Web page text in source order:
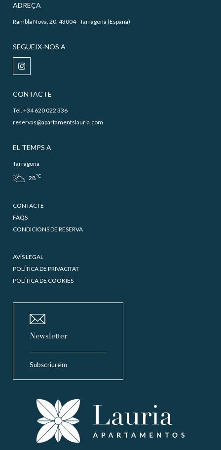
ADREÇA
Rambla Nova, 20, 43004 - Tarragona (España)
SEGUEIX-NOS A
CONTACTE
Tel. +34 620 022 336
reservas@apartamentslauria.com
EL TEMPS A
Tarragona
28ºC
CONTACTE
FAQS
CONDICIONS DE RESERVA
AVÍS LEGAL
POLÍTICA DE PRIVACITAT
POLÍTICA DE COOKIES
Newsletter
Subscriure'm